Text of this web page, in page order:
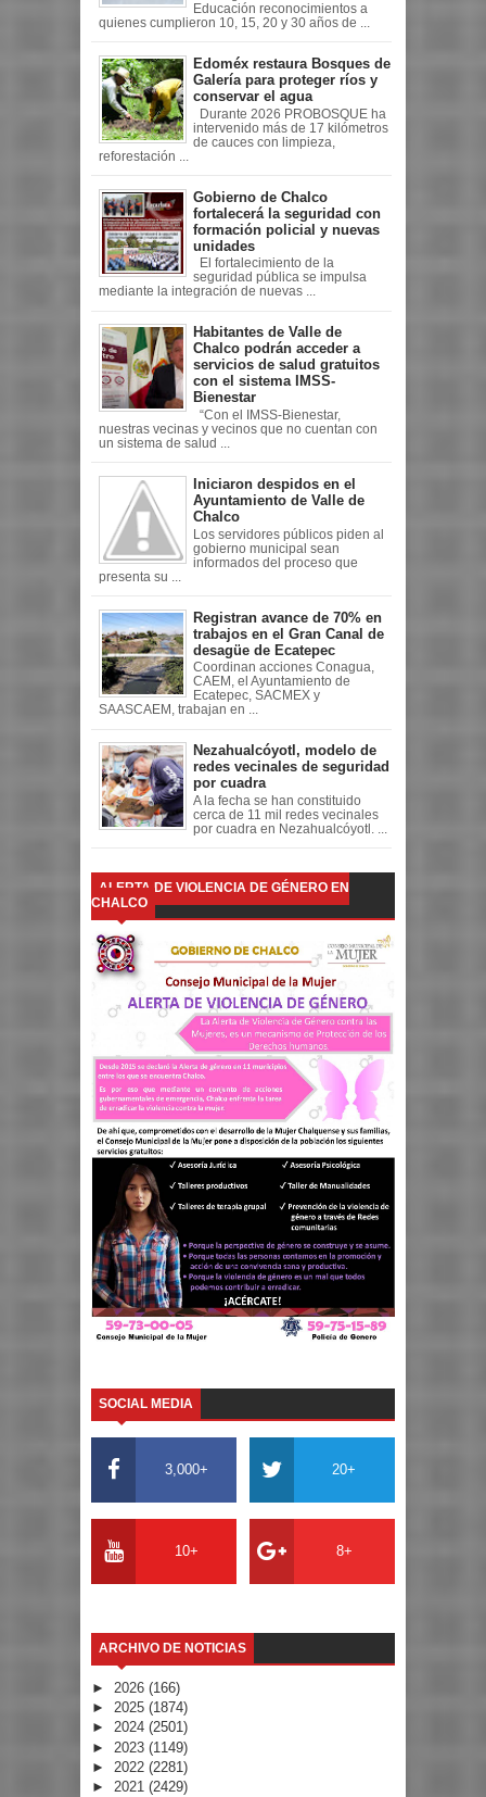
Educación reconocimientos a
quienes cumplieron 10, 15, 20 y 30 años de ...
Edoméx restaura Bosques de
Galería para proteger ríos y
conservar el agua
Durante 2026 PROBOSQUE ha
intervenido más de 17 kilómetros
de cauces con limpieza,
reforestación ...
Gobierno de Chalco
fortalecerá la seguridad con
formación policial y nuevas
unidades
El fortalecimiento de la
seguridad pública se impulsa
mediante la integración de nuevas ...
Habitantes de Valle de
Chalco podrán acceder a
servicios de salud gratuitos
con el sistema IMSS-
Bienestar
“Con el IMSS-Bienestar,
nuestras vecinas y vecinos que no cuentan con
un sistema de salud ...
Iniciaron despidos en el
Ayuntamiento de Valle de
Chalco
Los servidores públicos piden al
gobierno municipal sean
informados del proceso que
presenta su ...
Registran avance de 70% en
trabajos en el Gran Canal de
desagüe de Ecatepec
Coordinan acciones Conagua,
CAEM, el Ayuntamiento de
Ecatepec, SACMEX y
SAASCAEM, trabajan en ...
Nezahualcóyotl, modelo de
redes vecinales de seguridad
por cuadra
A la fecha se han constituido
cerca de 11 mil redes vecinales
por cuadra en Nezahualcóyotl. ...
ALERTA DE VIOLENCIA DE GÉNERO EN
CHALCO
SOCIAL MEDIA
3,000+ 20+
10+ 8+
ARCHIVO DE NOTICIAS
► 2026 (166)
► 2025 (1874)
► 2024 (2501)
► 2023 (1149)
► 2022 (2281)
► 2021 (2429)